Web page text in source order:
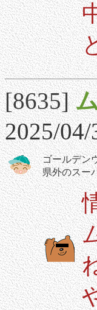
[8635]
2025/04/
ゴールデン
県外のスー